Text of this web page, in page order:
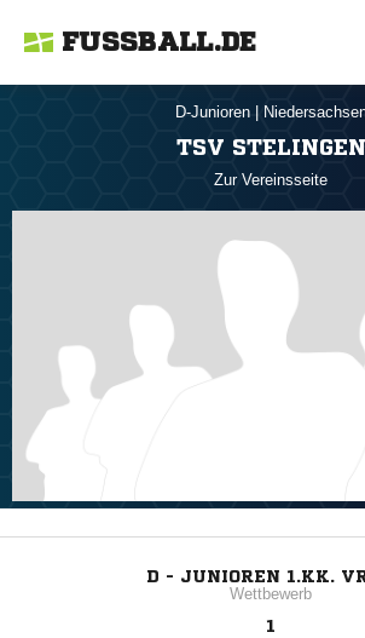
FUSSBALL.DE
D-Junioren
TSV STELINGEN
Zur Vereinsseite
D - JUNIOREN 1.KK.
Wettbewerb
1